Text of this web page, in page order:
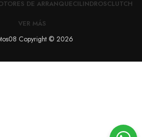
DE ARRANQUECILINDROSCLUTCH
VER MÁS
Copyright © 2026